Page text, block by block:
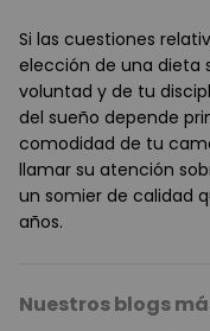
Si las cuestiones
elección de una dieta
voluntad y de tu
del sueño depende
comodidad de tu
llamar su atención
un somier de calidad
años.
Nuestros blogs